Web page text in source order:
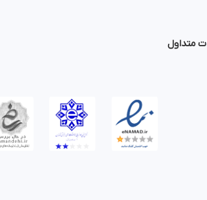
متداول